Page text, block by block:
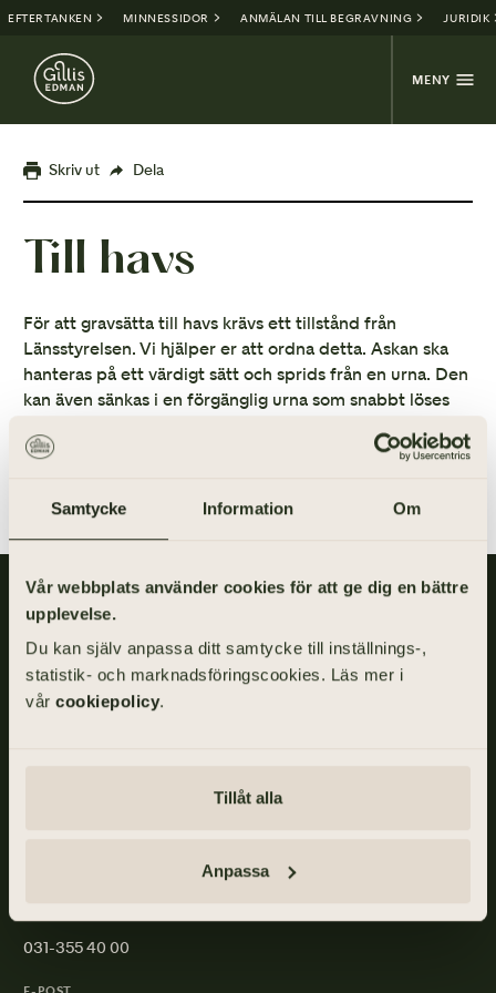
Samtycke Information Om
Vår webbplats använder cookies för att ge dig en bättre
upplevelse.
Du kan själv anpassa ditt samtycke till inställnings-,
statistik- och marknadsföringscookies. Läs mer i
vår cookiepolicy.
Tillåt alla
Anpassa
EFTERTANKEN MINNESSIDOR ANMÄLAN TILL BEGRAVNING JURIDIK
MENY
Skriv ut Dela
Till havs
För att gravsätta till havs krävs ett tillstånd från
Länsstyrelsen. Vi hjälper er att ordna detta. Askan ska
hanteras på ett värdigt sätt och sprids från en urna. Den
kan även sänkas i en förgänglig urna som snabbt löses
Gillis Edman är en av Sveriges mest anlitade begravningsbyråer.
På våra kontor fördelade över hela Västsverige hjälper vi kunder
med personliga begravningar och familjejuridik.
Om Gillis Edman
Jobba hos oss
Skånegatan 17, 411 40 GÖTEBORG
031-355 40 00